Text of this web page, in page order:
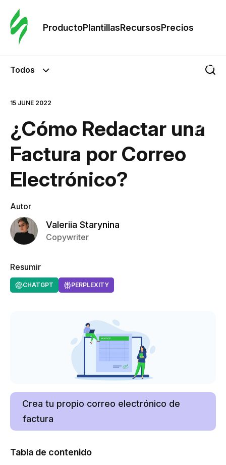
ProductoPlantillasRecursosPrecios
Todos
15 JUNE 2022
¿Cómo Redactar una
Factura por Correo
Electrónico?
Autor
Valeriia Starynina
Copywriter
Resumir
CHATGPT PERPLEXITY
Crea tu propio correo electrónico de
factura
Tabla de contenido